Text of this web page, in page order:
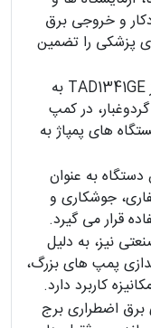
و خروجی برق
پزشکی را تضمین
در صنایع نفت، گاز و پتروشیمی نیز TAD1341GE به
در کمپ
های پمپاژ به
به عنوان
جوشکاری و
قرار می گیرد.
نیز، به دلیل
پمپ های بزرگ،
کاربرد دارد.
برق اضطراری برج